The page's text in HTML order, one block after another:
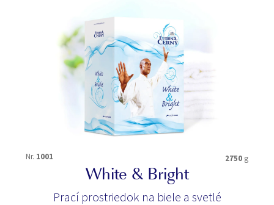
Nr. 1001 2750 g
White & Bright
Prací prostriedok na biele a svetlé